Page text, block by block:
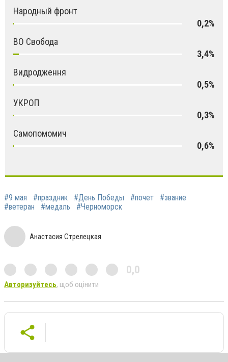
Народный фронт
0,2%
ВО Свобода
3,4%
Видродження
0,5%
УКРОП
0,3%
Самопомомич
0,6%
#9 мая #праздник #День Победы #почет
#звание
#ветеран
#медаль #Черноморск
Анастасия Стрелецкая
0,0
Авторизуйтесь, щоб оцінити